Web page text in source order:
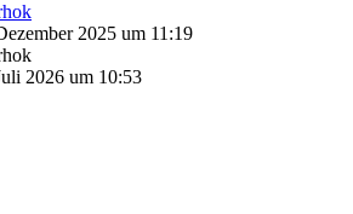
2025 um 11:19
2026 um 10:53